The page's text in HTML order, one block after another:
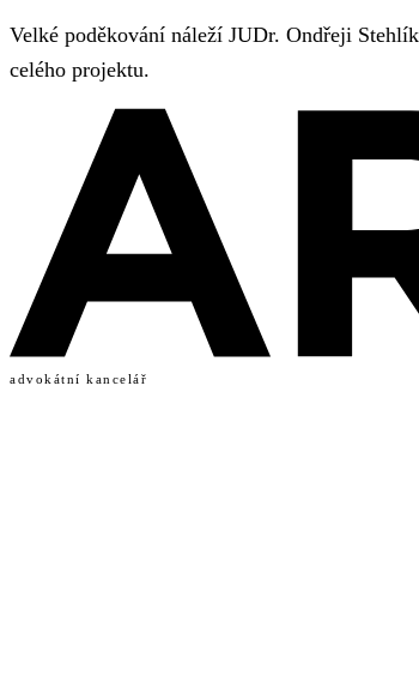
Velké poděkování náleží JUDr. Ondřeji
celého projektu.
advokátní kancelář